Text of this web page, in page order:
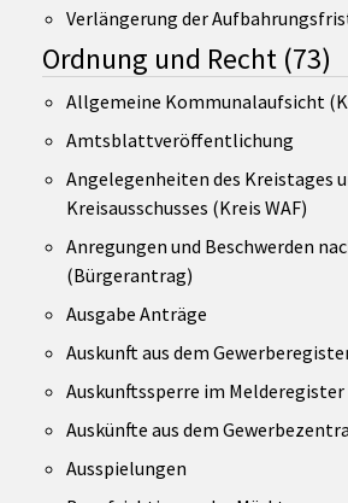
Verlängerung der
Ordnung und Recht (73)
Allgemeine Kommunalaufsicht
Amtsblattveröffentlichung
Angelegenheiten des Kreistages
Kreisausschusses (Kreis WAF)
Anregungen und Beschwerden
(Bürgerantrag)
Ausgabe Anträge
Auskunft aus dem
Auskunftssperre im Melderegister
Auskünfte aus dem
Ausspielungen